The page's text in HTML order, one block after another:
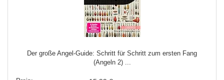
Der große Angel-Guide: Schritt für Schritt zum ersten Fang
(Angeln 2) ...